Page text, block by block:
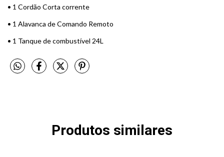
•⁠ ⁠1 Cordão Corta corrente
•⁠ ⁠1 Alavanca de Comando Remoto
•⁠ ⁠1 Tanque de combustível 24L
Produtos similares